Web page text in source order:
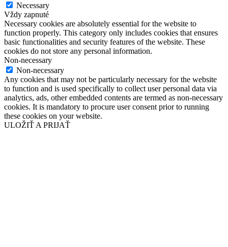
Necessary
Vždy zapnuté
Necessary cookies are absolutely essential for the website to
function properly. This category only includes cookies that ensures
basic functionalities and security features of the website. These
cookies do not store any personal information.
Non-necessary
Non-necessary
Any cookies that may not be particularly necessary for the website
to function and is used specifically to collect user personal data via
analytics, ads, other embedded contents are termed as non-necessary
cookies. It is mandatory to procure user consent prior to running
these cookies on your website.
ULOŽIŤ A PRIJAŤ